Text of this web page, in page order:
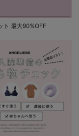
ト 最大90%OFF